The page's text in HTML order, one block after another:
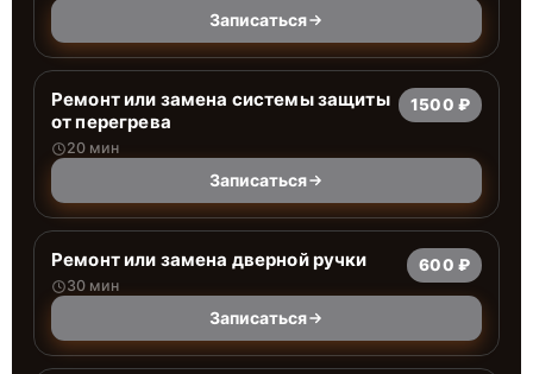
Записаться
Ремонт или замена системы защиты
от перегрева
20 мин
1500 ₽
Записаться
Ремонт или замена дверной ручки
30 мин
600 ₽
Записаться